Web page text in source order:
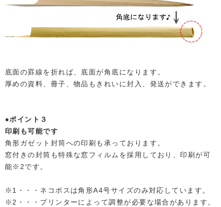
底面の罫線を折れば、底面が角底になります。
厚めの資料、冊子、物品もきれいに封入、発送ができます。
●ポイント３
印刷も可能です
角形ガゼット封筒への印刷も承っております。
窓付きの封筒も特殊な窓フィルムを採用しており、印刷が可
能※2です。
※1・・・ネコポスは角形A4号サイズのみ対応しています。
※2・・・プリンターによって調整が必要な場合があります。